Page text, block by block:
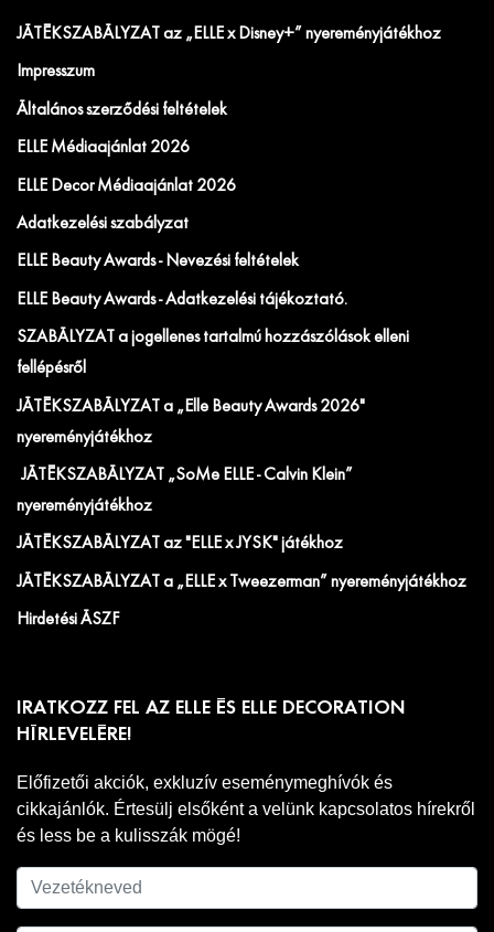
JÁTÉKSZABÁLYZAT az „ELLE x Disney+” nyereményjátékhoz
Impresszum
Általános szerződési feltételek
ELLE Médiaajánlat 2026
ELLE Decor Médiaajánlat 2026
Adatkezelési szabályzat
ELLE Beauty Awards - Nevezési feltételek
ELLE Beauty Awards - Adatkezelési tájékoztató.
SZABÁLYZAT a jogellenes tartalmú hozzászólások elleni
fellépésről
JÁTÉKSZABÁLYZAT a „Elle Beauty Awards 2026"
nyereményjátékhoz
JÁTÉKSZABÁLYZAT „SoMe ELLE - Calvin Klein”
nyereményjátékhoz
JÁTÉKSZABÁLYZAT az "ELLE x JYSK" játékhoz
JÁTÉKSZABÁLYZAT a „ELLE x Tweezerman” nyereményjátékhoz
Hirdetési ÁSZF
IRATKOZZ FEL AZ ELLE ÉS ELLE DECORATION
HÍRLEVELÉRE!
Előfizetői akciók, exkluzív eseménymeghívók és
cikkajánlók. Értesülj elsőként a velünk kapcsolatos hírekről
és less be a kulisszák mögé!